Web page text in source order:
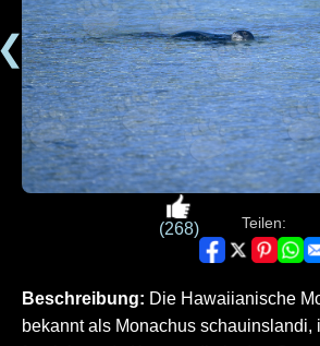
(268) Teilen:
Beschreibung: Die Hawaiianische
bekannt als Monachus schauinslandi,